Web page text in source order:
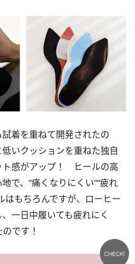
着を重ねて開発されたの
いクッションを重ねた独自
感がアップ！ ヒールの高
で、“痛くなりにくい”“疲れ
はもちろんですが、ローヒー
一日中履いても疲れにく
です！